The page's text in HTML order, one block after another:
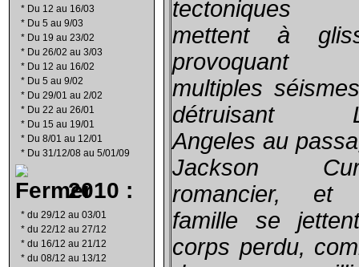
* Du 12 au 16/03
* Du 5 au 9/03
* Du 19 au 23/02
* Du 26/02 au 3/03
* Du 12 au 16/02
* Du 5 au 9/02
* Du 29/01 au 2/02
* Du 22 au 26/01
* Du 15 au 19/01
* Du 8/01 au 12/01
* Du 31/12/08 au 5/01/09
2010 :
* du 29/12 au 03/01
* du 22/12 au 27/12
* du 16/12 au 21/12
* du 08/12 au 13/12
tectoniques
mettent à
provoquant
multiples
détruisant
Angeles au
Jackson
romancier, et
famille se
corps perdu,